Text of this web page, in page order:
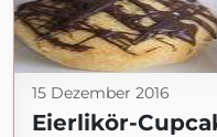
15 Dezember 2016
Eierlikör-